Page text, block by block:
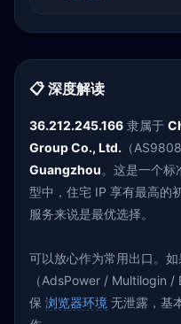
📋 深度解读
36.212.245.166 隶属于
Group Co., Ltd. （
Guangzhou。这是一个
型中，住宅 IP 享有最高的
服务来说是最优选择。
可以放心作为常用出口。
（AdsPower / Multilogin
保 浏览器环境 无泄露，基